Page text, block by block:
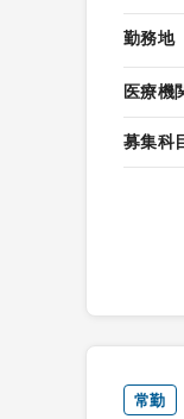
勤務地
医療機
募集科
常勤